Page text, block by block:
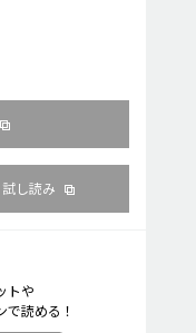
試し読み
トや
で読める！